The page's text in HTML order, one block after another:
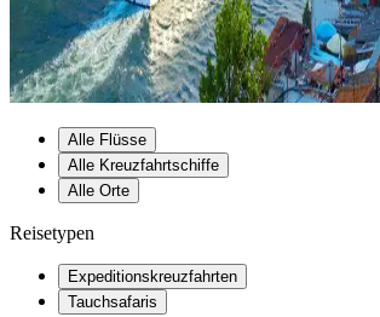
Alle Flüsse
Alle Kreuzfahrtschiffe
Alle Orte
Reisetypen
Expeditionskreuzfahrten
Tauchsafaris